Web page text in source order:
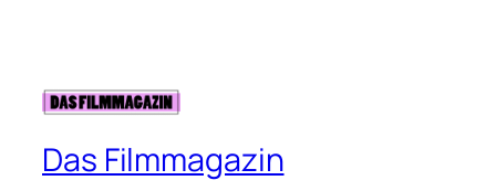
Das Filmmagazin